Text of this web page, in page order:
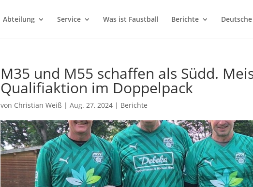
Abteilung Service Was ist Faustball Berichte
M35 und M55 schaffen als Südd.
Qualifiaktion im Doppelpack
von Christian Weiß | Aug. 27, 2024| Berichte